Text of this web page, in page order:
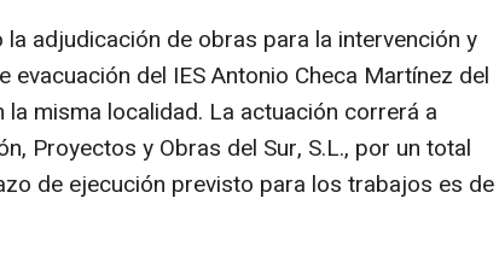
adjudicación de obras para la intervención y
del IES Antonio Checa Martínez del
la misma localidad. La actuación correrá a
Proyectos y Obras del Sur, S.L., por un total
de ejecución previsto para los trabajos es de